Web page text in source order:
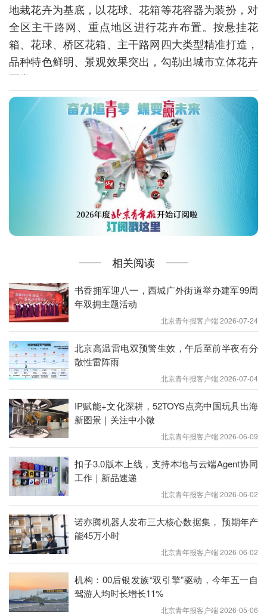
地栽花卉为基底，以花球、花箱等花容器为装扮，对
全区主干路网、重点地区进行花卉布置。按悬挂花
箱、花球、桥区花箱、主干路网四大类型精准打造，
品种特色鲜明、景观效果突出，勾勒出城市立体花卉
画卷。
其中，悬挂花箱以东直门联络线桥体为核心，在3400
延米进出京匝道外挂栽植3390盆月季，
仙境”“约
优质品种，花色艳丽、花型饱满、花期持
久，绵延形成惊艳月季长廊，模块化设计兼顾桥体与
行车安全，简洁高效。
花球聚焦东便门桥区，用13550盆卡盆凤仙打造立体
花漾景观，橙粉配色热烈明快，让桥区瞬间成为视觉
焦点。
桥区花箱覆盖二环路全线，在鼓楼大街、安定门、东
直门、朝阳门等重点桥区，
孔雀草，色彩鲜亮、整齐雅致，串联起二环全域花卉
景观带。
主干路网花卉以平安大街、皇城根遗址公园沿线、东
四南北大街、前门东大街、广渠门、永定门等主干路
及辅路为重点，搭配串红、四季海棠、鼠尾草、角
堇、南非万寿菊等多样品种；隆福寺东口、地铁口、
胡同口等小微节点同步精雕细琢，地栽花卉层次丰
富、色彩交织，
春满径、花满城”的路网盛景，
相关阅读
书香拥军迎八一，西城广外街道举办建军99周
年双拥主题活动
北京青年报客户端 2026-07-24
北京高温雷电双预警生效，午后至前半夜有分
散性雷阵雨
北京青年报客户端 2026-07-04
IP赋能+文化深耕，52TOYS点亮中国玩具出海
新图景｜关注中小微
北京青年报客户端 2026-06-09
扣子3.0版本上线，支持本地与云端Agent协同
工作｜新品速递
北京青年报客户端 2026-06-02
诺亦腾机器人发布三大核心数据集， 预期年产
能45万小时
北京青年报客户端 2026-06-02
机构：00后银发族“双引擎”驱动，今年五一自
驾游人均时长增长11%
北京青年报客户端 2026-05-06